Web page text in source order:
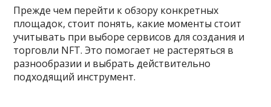
Прежде чем перейти к обзору конкретных
площадок, стоит понять, какие моменты стоит
учитывать при выборе сервисов для создания и
торговли NFT. Это помогает не растеряться в
разнообразии и выбрать действительно
подходящий инструмент.